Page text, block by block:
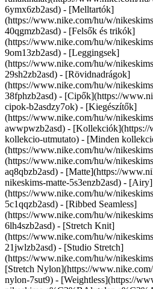
6ymx6zb2asd) - [Melltartók]
(https://www.nike.com/hu/w/
40qgmzb2asd) - [Felsők és trikók]
(https://www.nike.com/hu/w/
9om13zb2asd) - [Leggingsek]
(https://www.nike.com/hu/w/
29sh2zb2asd) - [Rövidnadrágok]
(https://www.nike.com/hu/w/
38fphzb2asd) - [Cipők](https://
cipok-b2asdzy7ok) - [Kiegészítők]
(https://www.nike.com/hu/w/
awwpwzb2asd) - [Kollekciók](https://
kollekcio-utmutato) - [Minden
(https://www.nike.com/hu/w/
(https://www.nike.com/hu/w/
aq8qbzb2asd) - [Matte](https://
nikeskims-matte-5s3enzb2asd) - [Airy]
(https://www.nike.com/hu/w/
5c1qqzb2asd) - [Ribbed Seamless]
(https://www.nike.com/hu/w/
6lh4szb2asd) - [Stretch Knit]
(https://www.nike.com/hu/w/
21jwlzb2asd) - [Studio Stretch]
(https://www.nike.com/hu/w/
[Stretch Nylon](https://
nylon-7sut9) - [Weightless](https://